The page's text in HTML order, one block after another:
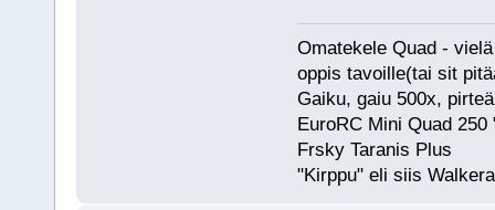
Omatekele Quad -
oppis tavoille(tai sit
Gaiku, gaiu 500x,
EuroRC Mini Quad
Frsky Taranis Plus
"Kirppu" eli siis